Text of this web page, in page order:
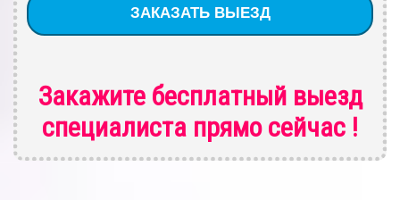
Закажите бесплатный выезд
специалиста прямо сейчас !